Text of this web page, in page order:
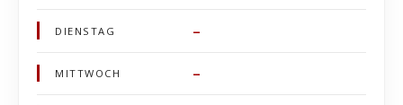
DIENSTAG –
MITTWOCH –